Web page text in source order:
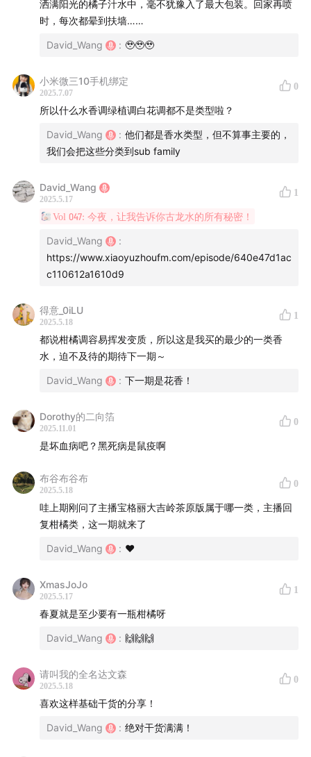
洒满阳光的橘子汁水中，毫不犹豫入了最大包装。回家再喷
时，每次都晕到扶墙……
David_Wang : 🥹🥹🥹
小米微三10手机绑定
2025.7.07
0
所以什么水香调绿植调白花调都不是类型啦？
David_Wang : 他们都是香水类型，但不算事主要的，
我们会把这些分类到sub family
David_Wang
2025.5.17
1
Vol 047: 今夜，让我告诉你古龙水的所有秘密！
David_Wang
:
https://www.xiaoyuzhoufm.com/episode/640e47d1ac
c110612a1610d9
得意_0iLU
2025.5.18
1
都说柑橘调容易挥发变质，所以这是我买的最少的一类香
水，迫不及待的期待下一期～
David_Wang : 下一期是花香！
Dorothy的二向箔
2025.11.01
0
是坏血病吧？黑死病是鼠疫啊
布谷布谷布
2025.5.18
0
哇上期刚问了主播宝格丽大吉岭茶原版属于哪一类，主播回
复柑橘类，这一期就来了
David_Wang : ❤️
XmasJoJo
2025.5.17
1
春夏就是至少要有一瓶柑橘呀
David_Wang : 🙌🙌🙌
请叫我的全名达文森
2025.5.18
0
喜欢这样基础干货的分享！
David_Wang : 绝对干货满满！